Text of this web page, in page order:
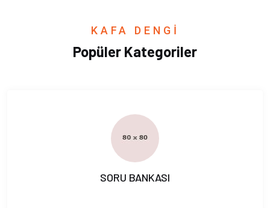
KAFA DENGİ
Popüler Kategoriler
SORU BANKASI